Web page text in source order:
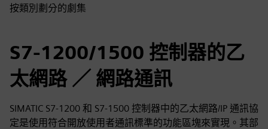
按類別劃分的劇集
S7-1200/1500 控制器的乙
太網路 ／ 網路通訊
SIMATIC S7-1200 和 S7-1500 控制器中的乙太網路/IP 通訊協
定是使用符合開放使用者通訊標準的功能區塊來實現。其部